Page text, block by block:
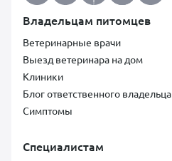
Владельцам питомцев
Ветеринарные врачи
Выезд ветеринара на дом
Клиники
Блог ответственного владельца
Симптомы
Специалистам